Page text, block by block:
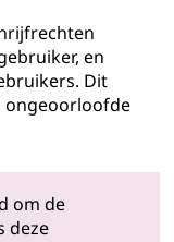
en
Dit
ongeoorloofde
om de
deze